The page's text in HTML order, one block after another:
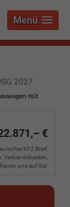
Menü
2027
mit
€
KFZ Brief,
Verbandskasten,
uns auf Sie!